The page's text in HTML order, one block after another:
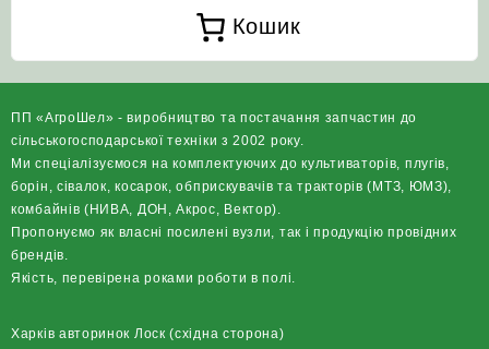
Кошик
ПП «АгроШел» - виробництво та постачання запчастин до
сільськогосподарської техніки з 2002 року.
Ми спеціалізуємося на комплектуючих до культиваторів, плугів,
борін, сівалок, косарок, обприскувачів та тракторів (МТЗ, ЮМЗ),
комбайнів (НИВА, ДОН, Акрос, Вектор).
Пропонуємо як власні посилені вузли, так і продукцію провідних
брендів.
Якість, перевірена роками роботи в полі.
Харків авторинок Лоск (східна сторона)